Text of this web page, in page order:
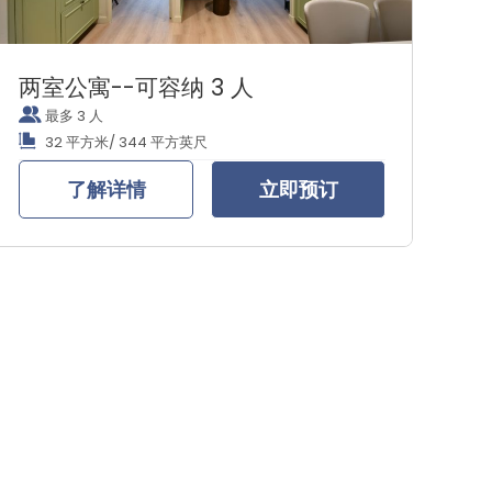
两室公寓--可容纳 3 人
最多 3 人
32 平方米/ 344 平方英尺
了解详情 立即预订